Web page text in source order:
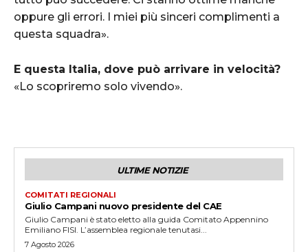
oppure gli errori. I miei più sinceri complimenti a
questa squadra».
E questa Italia, dove può arrivare in velocità?
«Lo scopriremo solo vivendo».
ULTIME NOTIZIE
COMITATI REGIONALI
Giulio Campani nuovo presidente del CAE
Giulio Campani è stato eletto alla guida Comitato Appennino
Emiliano FISI. L’assemblea regionale tenutasi...
7 Agosto 2026